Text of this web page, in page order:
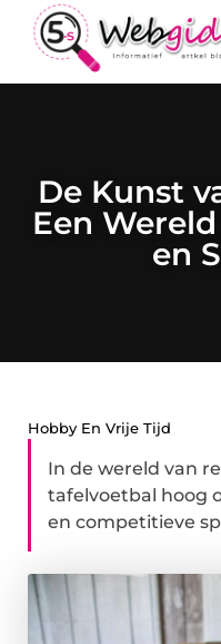
De Kunst
Een
en
Hobby En Vrije Tijd
In de wereld van
tafelvoetbal hoog
en competitieve